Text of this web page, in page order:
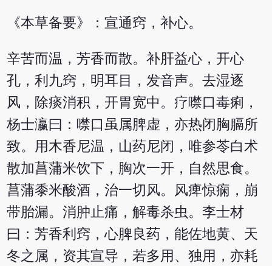
《本草备要》：宣通窍，补心。
辛苦而温，芳香而散。补肝益心，开心
孔，利九窍，明耳目，发音声。去湿逐
风，除痰消积，开胃宽中。疗噤口毒痢，
杨士瀛曰：噤口虽属脾虚，亦热闭胸膈所
致。用木香尼温，山药尼闭，唯参苓白术
散加菖蒲米饮下，胸次一开，自然思食。
菖蒲黍米酸酒，治一切风。风痺惊痫，崩
带胎漏。消肿止痛，解毒杀虫。李士材
曰：芳香利窍，心脾良药，能佐地黄、天
冬之属，资其宣导，若多用、独用，亦耗